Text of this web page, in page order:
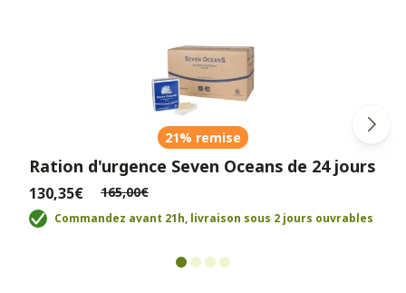
21% remise
Ration d'urgence Seven Oceans de 24 jours
130,35€ 165,00€
Commandez avant 21h, livraison sous 2 jours ouvrables